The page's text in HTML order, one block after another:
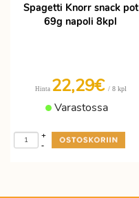
Spagetti Knorr snack pot
69g napoli 8kpl
Hinta 22,29€ / 8 kpl
Varastossa
-
+